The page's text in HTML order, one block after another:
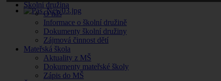
Školní družina
O nás
Informace o školní družině
Dokumenty školní družiny
Zájmová činnost dětí
Mateřská škola
Aktuality z MŠ
Dokumenty mateřské školy
Zápis do MŠ